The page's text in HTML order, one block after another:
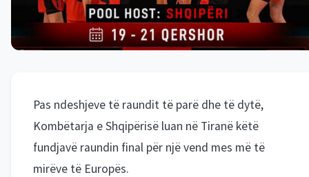
Pas ndeshjeve të raundit të parë dhe të dytë,
Kombëtarja e Shqipërisë luan në Tiranë këtë
fundjavë raundin final për një vend mes më të
mirëve të Europës.